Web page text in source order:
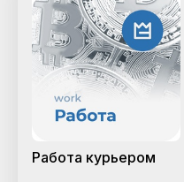
Работа курьером